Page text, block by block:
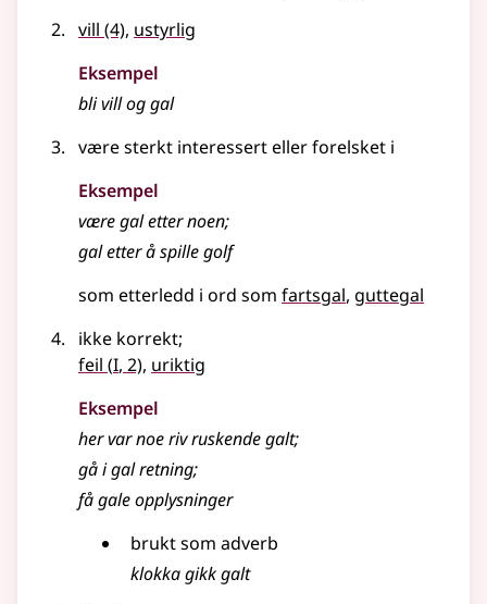
vill (4), ustyrlig
Eksempel
bli vill oggal
være sterkt interessertellerforelsket i
Eksempel
væregaletter noen;
gal etter å spille golf
som etterledd i ord som fartsgal guttegal
ikke korrekt;
feil (1
I, 2), uriktig
Eksempel
her var noe riv ruskende galt;
gå igalretning;
fågaleopplysninger
brukt som adverb
klokka gikkgalt